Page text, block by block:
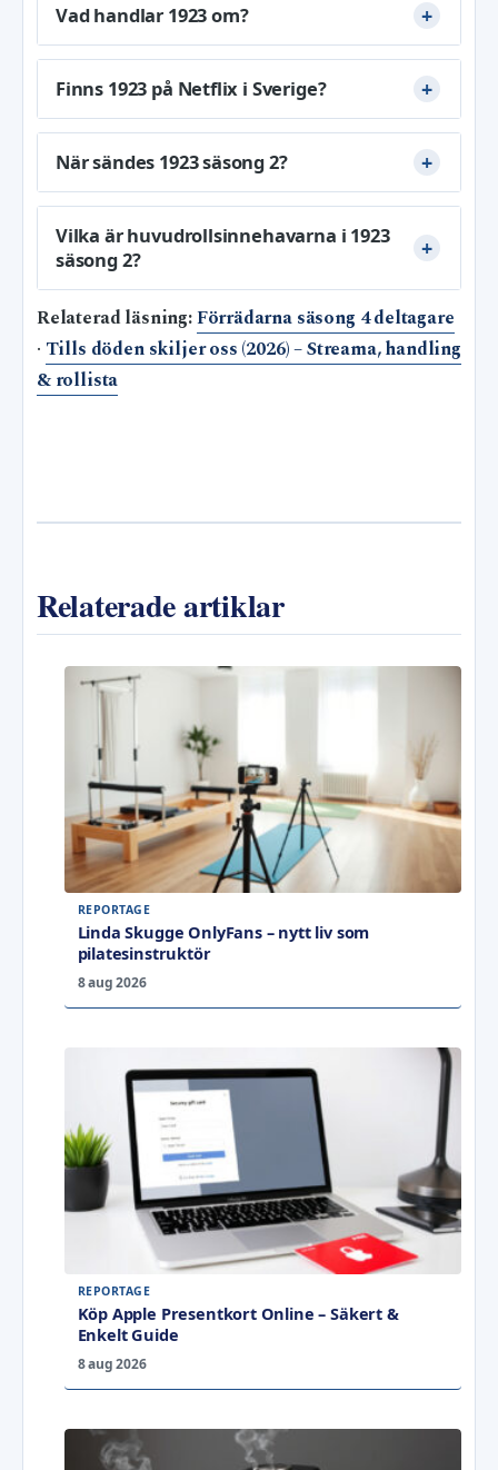
Vad handlar 1923 om?
Finns 1923 på Netflix i Sverige?
När sändes 1923 säsong 2?
Vilka är huvudrollsinnehavarna i 1923
säsong 2?
Relaterad läsning:Förrädarna säsong 4 deltagare
· Tills döden skiljer oss (2026) – Streama, handling
& rollista
Relaterade artiklar
REPORTAGE
Linda Skugge OnlyFans – nytt liv som
pilatesinstruktör
8 aug 2026
REPORTAGE
Köp Apple Presentkort Online – Säkert &
Enkelt Guide
8 aug 2026